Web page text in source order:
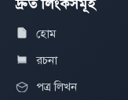
দ্রুত লিংকসমূহ
হোম
রচনা
পত্র লিখন